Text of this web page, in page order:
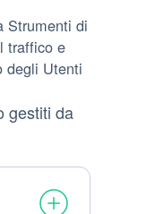
Strumenti di
traffico e
degli Utenti
gestiti da